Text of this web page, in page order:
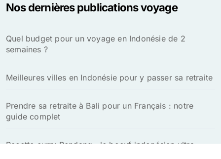
Nos dernières publications voyage
Quel budget pour un voyage en Indonésie de 2
semaines ?
Meilleures villes en Indonésie pour y passer sa retraite
Prendre sa retraite à Bali pour un Français : notre
guide complet
Recette curry Rendang : le boeuf indonésien ultra